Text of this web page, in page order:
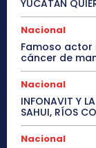
YUCATÁN
Nacional
Famoso
cáncer de
Nacional
INFONAVIT Y
SAHUI, RÍOS
Nacional